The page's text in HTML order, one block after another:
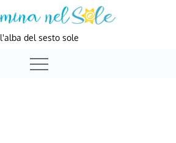
l'alba del sesto sole